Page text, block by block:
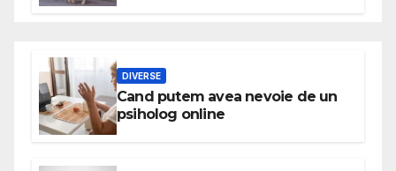
DIVERSE
Cand putem avea nevoie de un
psiholog online